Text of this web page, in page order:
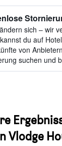
sich – wir
du auf
von
suchen und
Vlodge